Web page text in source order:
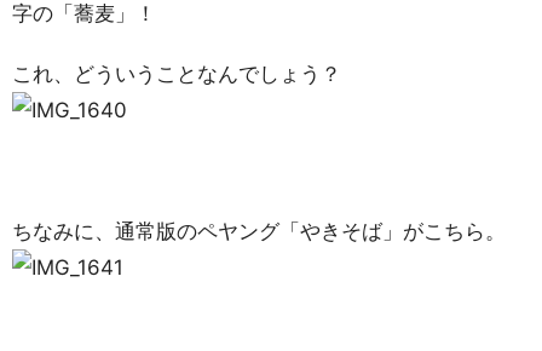
字の「蕎麦」！
これ、どういうことなんでしょう？
ちなみに、通常版のペヤング「やきそば」がこちら。